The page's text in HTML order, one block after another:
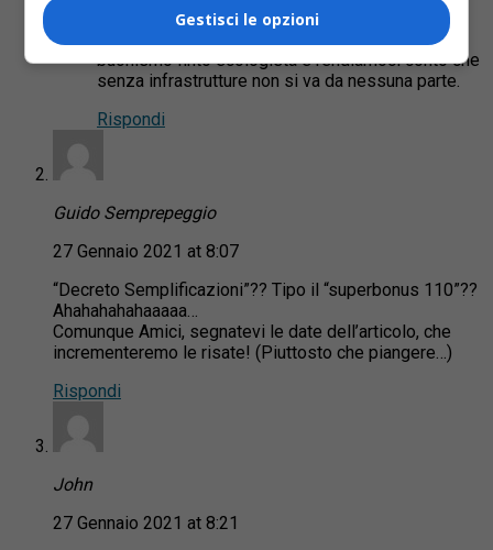
collegamenti autostradali e ferroviari che di
ecologia. Finiamola una buona volta con il falso
buonismo finto ecologista e rendiamoci conto che
senza infrastrutture non si va da nessuna parte.
Rispondi
Guido Semprepeggio
27 Gennaio 2021 at 8:07
“Decreto Semplificazioni”?? Tipo il “superbonus 110”??
Ahahahahahaaaaa…
Comunque Amici, segnatevi le date dell’articolo, che
incrementeremo le risate! (Piuttosto che piangere…)
Rispondi
John
27 Gennaio 2021 at 8:21
Gestisci le opzioni